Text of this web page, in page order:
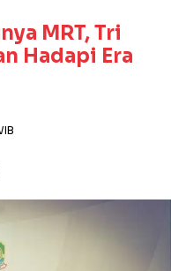
MRT, Tri
Hadapi Era